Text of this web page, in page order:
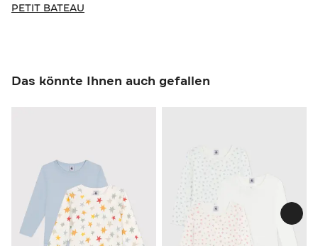
PETIT BATEAU
Das könnte Ihnen auch gefallen